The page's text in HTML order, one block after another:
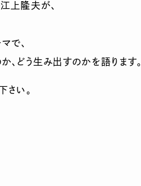
上隆夫が、
で、
、どう生み出すのかを語ります。
さい。